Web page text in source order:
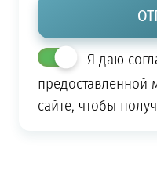
Я даю
сайте, чтобы